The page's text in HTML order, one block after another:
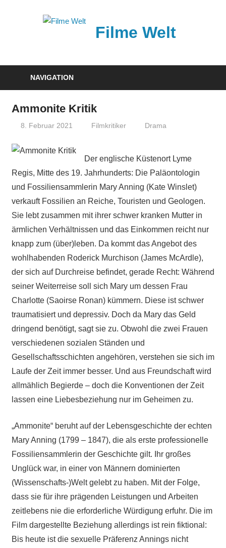
Filme Welt
aktuellen
Kinofilmen
NAVIGATION
Ammonite Kritik
8. Februar 2021 Filmkritiker Drama
Der englische Küstenort Lyme
Regis, Mitte des 19. Jahrhunderts: Die Paläontologin
und Fossiliensammlerin Mary Anning (Kate Winslet)
verkauft Fossilien an Reiche, Touristen und Geologen.
Sie lebt zusammen mit ihrer schwer kranken Mutter in
ärmlichen Verhältnissen und das Einkommen reicht nur
knapp zum (über)leben. Da kommt das Angebot des
wohlhabenden Roderick Murchison (James McArdle),
der sich auf Durchreise befindet, gerade Recht: Während
seiner Weiterreise soll sich Mary um dessen Frau
Charlotte (Saoirse Ronan) kümmern. Diese ist schwer
traumatisiert und depressiv. Doch da Mary das Geld
dringend benötigt, sagt sie zu. Obwohl die zwei Frauen
verschiedenen sozialen Ständen und
Gesellschaftsschichten angehören, verstehen sie sich im
Laufe der Zeit immer besser. Und aus Freundschaft wird
allmählich Begierde – doch die Konventionen der Zeit
lassen eine Liebesbeziehung nur im Geheimen zu.
„Ammonite“ beruht auf der Lebensgeschichte der echten
Mary Anning (1799 – 1847), die als erste professionelle
Fossiliensammlerin der Geschichte gilt. Ihr großes
Unglück war, in einer von Männern dominierten
(Wissenschafts-)Welt gelebt zu haben. Mit der Folge,
dass sie für ihre prägenden Leistungen und Arbeiten
zeitlebens nie die erforderliche Würdigung erfuhr. Die im
Film dargestellte Beziehung allerdings ist rein fiktional:
Bis heute ist die sexuelle Präferenz Annings nicht